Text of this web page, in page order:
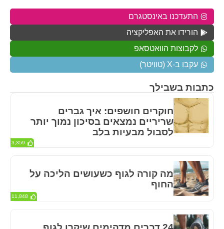
כתבות בשבילך
חוקרים חושפים: איך גברים
שריריים נמצאים בסיכון נמוך יותר
לסבול מבעיות בלב
3,359
מה קורה לגוף כשעושים הליכה על
החוף
11,848
התעדכנו באינסטגרם
הורידו את האפליקציה
לקבוצות הוואטסאפ
עקבו ב-X (טוויטר)